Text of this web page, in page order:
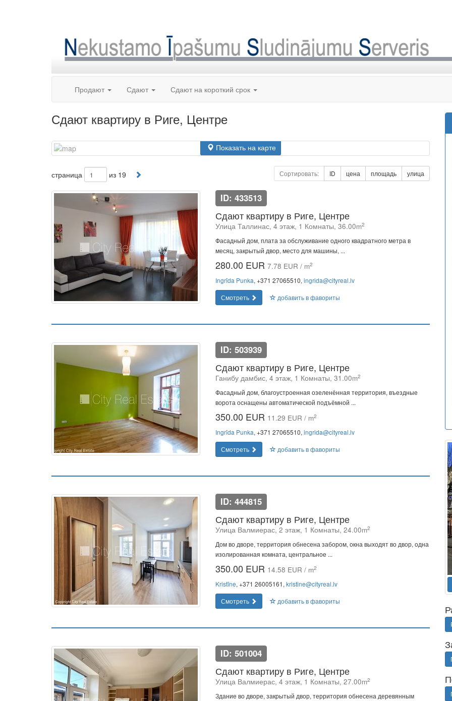
Продают Сдают Сдают на короткий срок
Сдают квартиру в Риге, Центре
Показать на карте
страница из 19 Сортировать: ID цена площадь улица
ID: 433513
Сдают квартиру в Риге, Центре
Улица Таллинас, 4 этаж, 1 Комнаты, 36.00m2
Фасадный дом, плата за обслуживание одного квадратного метра в
месяц, закрытый двор, место для машины, ...
280.00 EUR 7.78 EUR / m2
Ingrīda Punka, +371 27065510, ingrida@cityreal.lv
Смотреть
добавить в фавориты
ID: 503939
Сдают квартиру в Риге, Центре
Ганибу дамбис, 4 этаж, 1 Комнаты, 31.00m2
Фасадный дом, благоустроенная озеленённая территория, въездные
ворота оснащены автоматической подъёмной ...
350.00 EUR 11.29 EUR / m2
Ingrīda Punka, +371 27065510, ingrida@cityreal.lv
Смотреть
добавить в фавориты
ID: 444815
Сдают квартиру в Риге, Центре
Улица Валмиерас, 2 этаж, 1 Комнаты, 24.00m2
Дом во дворе, территория обнесена забором, окна выходят во двор, одна
изолированная комната, центральное ...
350.00 EUR 14.58 EUR / m2
Kristīne, +371 26005161, kristine@cityreal.lv
Смотреть
добавить в фавориты
ID: 501004
Сдают квартиру в Риге, Центре
Улица Валмиерас, 4 этаж, 1 Комнаты, 27.00m2
Здание во дворе, закрытый двор, территория обнесена деревянным